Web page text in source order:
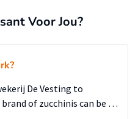
Voor Jou?
De Vesting to
of zucchinis can be …